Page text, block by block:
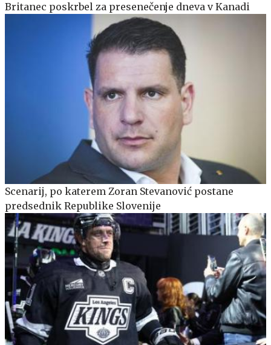
Britanec poskrbel za presenečenje dneva v Kanadi
Scenarij, po katerem Zoran Stevanović postane
predsednik Republike Slovenije